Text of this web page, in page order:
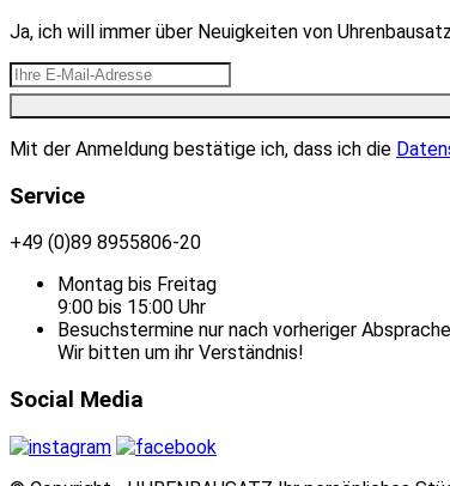
Ja, ich will immer über Neuigkeiten von
Mit der Anmeldung bestätige ich, dass ich die
Service
+49 (0)89 8955806-20
Montag bis Freitag
9:00 bis 15:00 Uhr
Besuchstermine nur nach vorheriger
Wir bitten um ihr Verständnis!
Social Media